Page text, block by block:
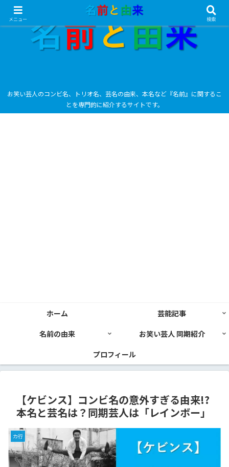
お笑い芸人のコンビ名、トリオ名、芸名の由来、本名など『名前』に関するこ
とを専門的に紹介するサイトです。
ホーム
芸能記事
名前の由来
お笑い芸人 同期紹介
プロフィール
【ケビンス】コンビ名の意外すぎる由来!?
本名と芸名は？同期芸人は「レインボー」
カ行
メニュー 検索